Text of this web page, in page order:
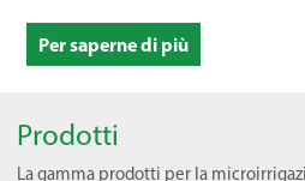
Per saperne di più
Prodotti
La gamma prodotti per la